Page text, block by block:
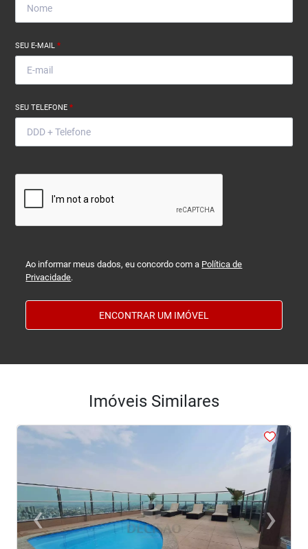
SEU E-MAIL*
SEU TELEFONE*
Ao informar meus dados, eu concordo com a Política de
Privacidade.
ENCONTRAR UM IMÓVEL
Imóveis Similares
<<
‹Previous ›Next